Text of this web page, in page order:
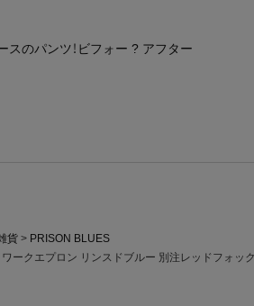
スのパンツ！ビフォー ? アフター
貨
PRISON BLUES
ークエプロン リンスドブルー 別注レッドフォッ